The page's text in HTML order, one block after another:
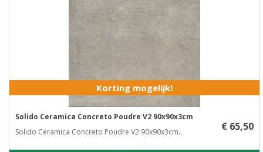
Korting mogelijk!
Solido Ceramica Concreto Poudre V2 90x90x3cm
Solido Ceramica Concreto Poudre V2 90x90x3cm..
€ 65,50